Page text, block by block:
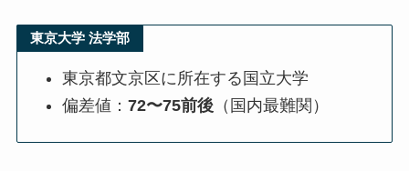
東京大学 法学部
東京都文京区に所在する国立大学
偏差値：72〜75前後 （国内最難関）